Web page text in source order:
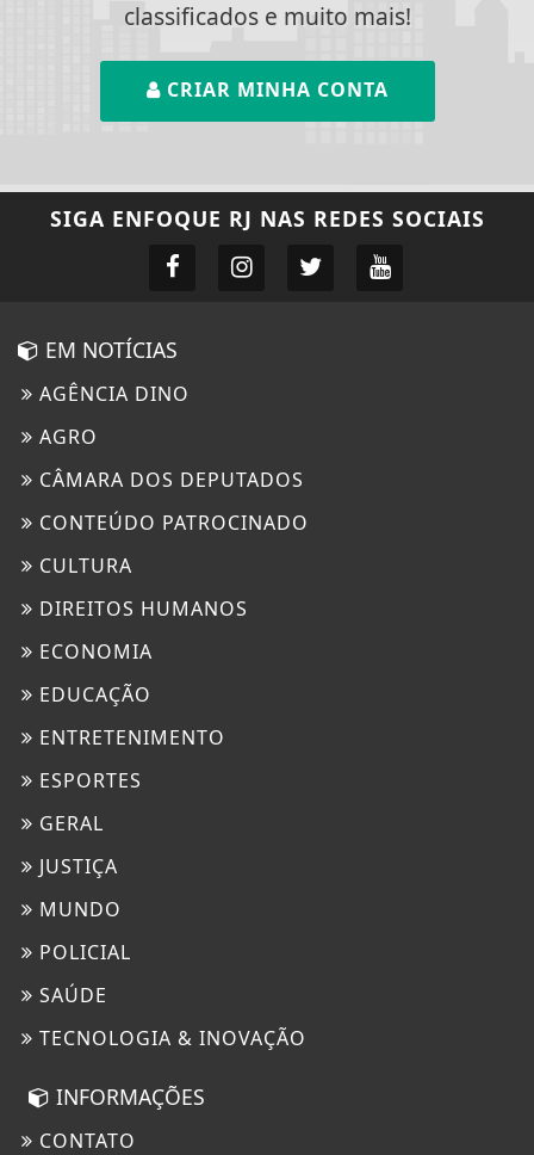
classificados e muito mais!
CRIAR MINHA CONTA
SIGA ENFOQUE RJ NAS REDES SOCIAIS
EM NOTÍCIAS
AGÊNCIA DINO
AGRO
CÂMARA DOS DEPUTADOS
CONTEÚDO PATROCINADO
CULTURA
DIREITOS HUMANOS
ECONOMIA
EDUCAÇÃO
ENTRETENIMENTO
ESPORTES
GERAL
JUSTIÇA
MUNDO
POLICIAL
SAÚDE
TECNOLOGIA & INOVAÇÃO
INFORMAÇÕES
CONTATO